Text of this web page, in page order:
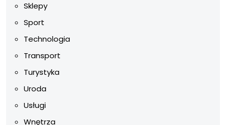
Sklepy
Sport
Technologia
Transport
Turystyka
Uroda
Usługi
Wnętrza